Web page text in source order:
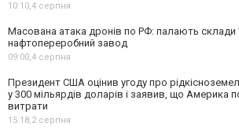
10:10,4 серпня
Масована атака дронів по РФ: палають склади
нафтопереробний завод
09:00,4 серпня
Президент США оцінив угоду про
у 300 мільярдів доларів і заявив, що Америка
витрати
15:18,2 серпня